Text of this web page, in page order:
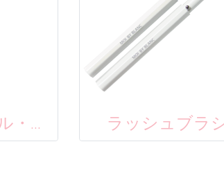
リキッドジェル・アイライナー ラッシュブラ